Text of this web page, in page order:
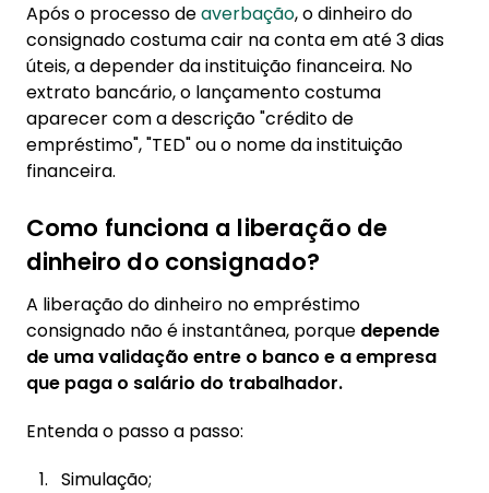
Após o processo deaverbação, o dinheiro do
consignado costuma cair na conta em até 3 dias
úteis, a depender da instituição financeira. No
extrato bancário, o lançamento costuma
aparecer com a descrição "crédito de
empréstimo", "TED" ou o nome da instituição
financeira.
Como funciona a liberação de
dinheiro do consignado?
A liberação do dinheiro no empréstimo
consignado não é instantânea, porque depende
de uma validação entre o banco e a empresa
que paga o salário do trabalhador.
Entenda o passo a passo:
Simulação;